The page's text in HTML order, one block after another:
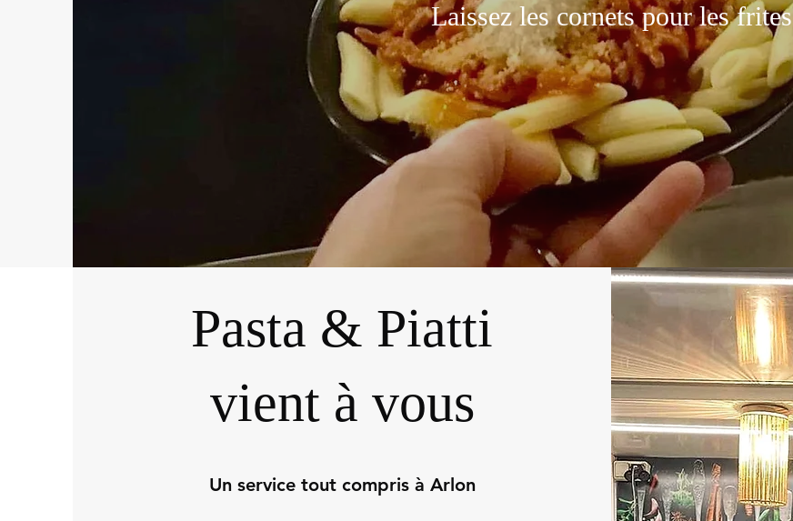
Laissez les cornets pour les frites
Pasta & Piatti
vient à vous
Un service tout compris à Arlon